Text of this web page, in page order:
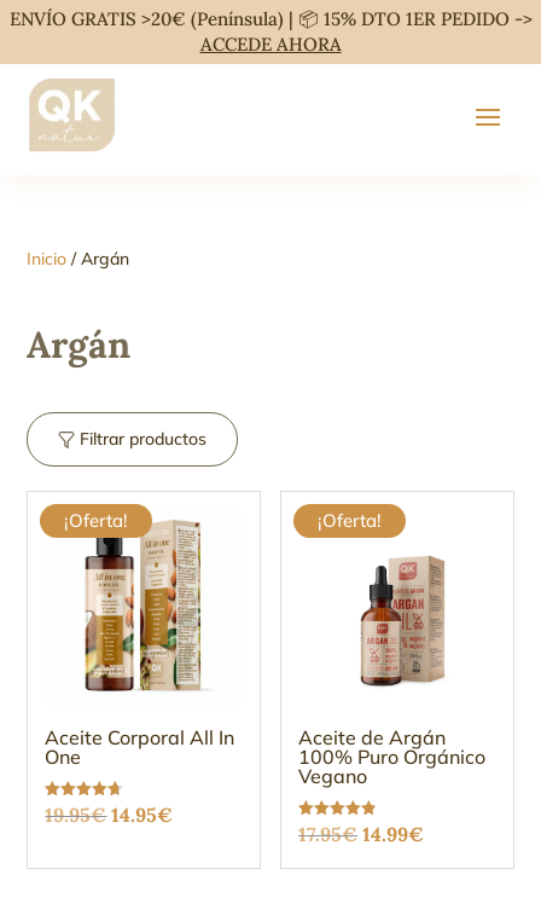
ENVÍO GRATIS >20€ (Península) | 📦 15% DTO 1ER PEDIDO ->
ACCEDE AHORA
Inicio / Argán
Argán
Filtrar productos
¡Oferta!
Aceite Corporal All In
One
Valorado
con
19.95€El
14.95€
¡Oferta!
Aceite de Argán
100% Puro Orgánico
Vegano
Valorado
con
de 5
17.95€ El
precio
14.99€
precio